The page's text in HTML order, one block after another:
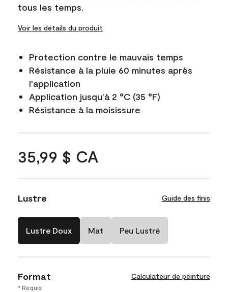
tous les temps.
Voir les détails du produit
Protection contre le mauvais temps
Résistance à la pluie 60 minutes après
l'application
Application jusqu’à 2 °C (35 °F)
Résistance à la moisissure
35,99 $ CA
Lustre Guide des finis
Lustre Doux Mat Peu Lustré
Format Calculateur de peinture
* Requis